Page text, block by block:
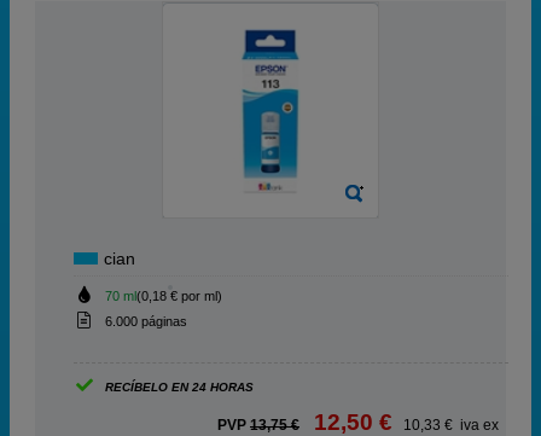
cian
70 ml(0,18 € por ml)
6.000 páginas
RECÍBELO EN 24 HORAS
PVP 13,75 € 12,50 € 10,33 € iva ex